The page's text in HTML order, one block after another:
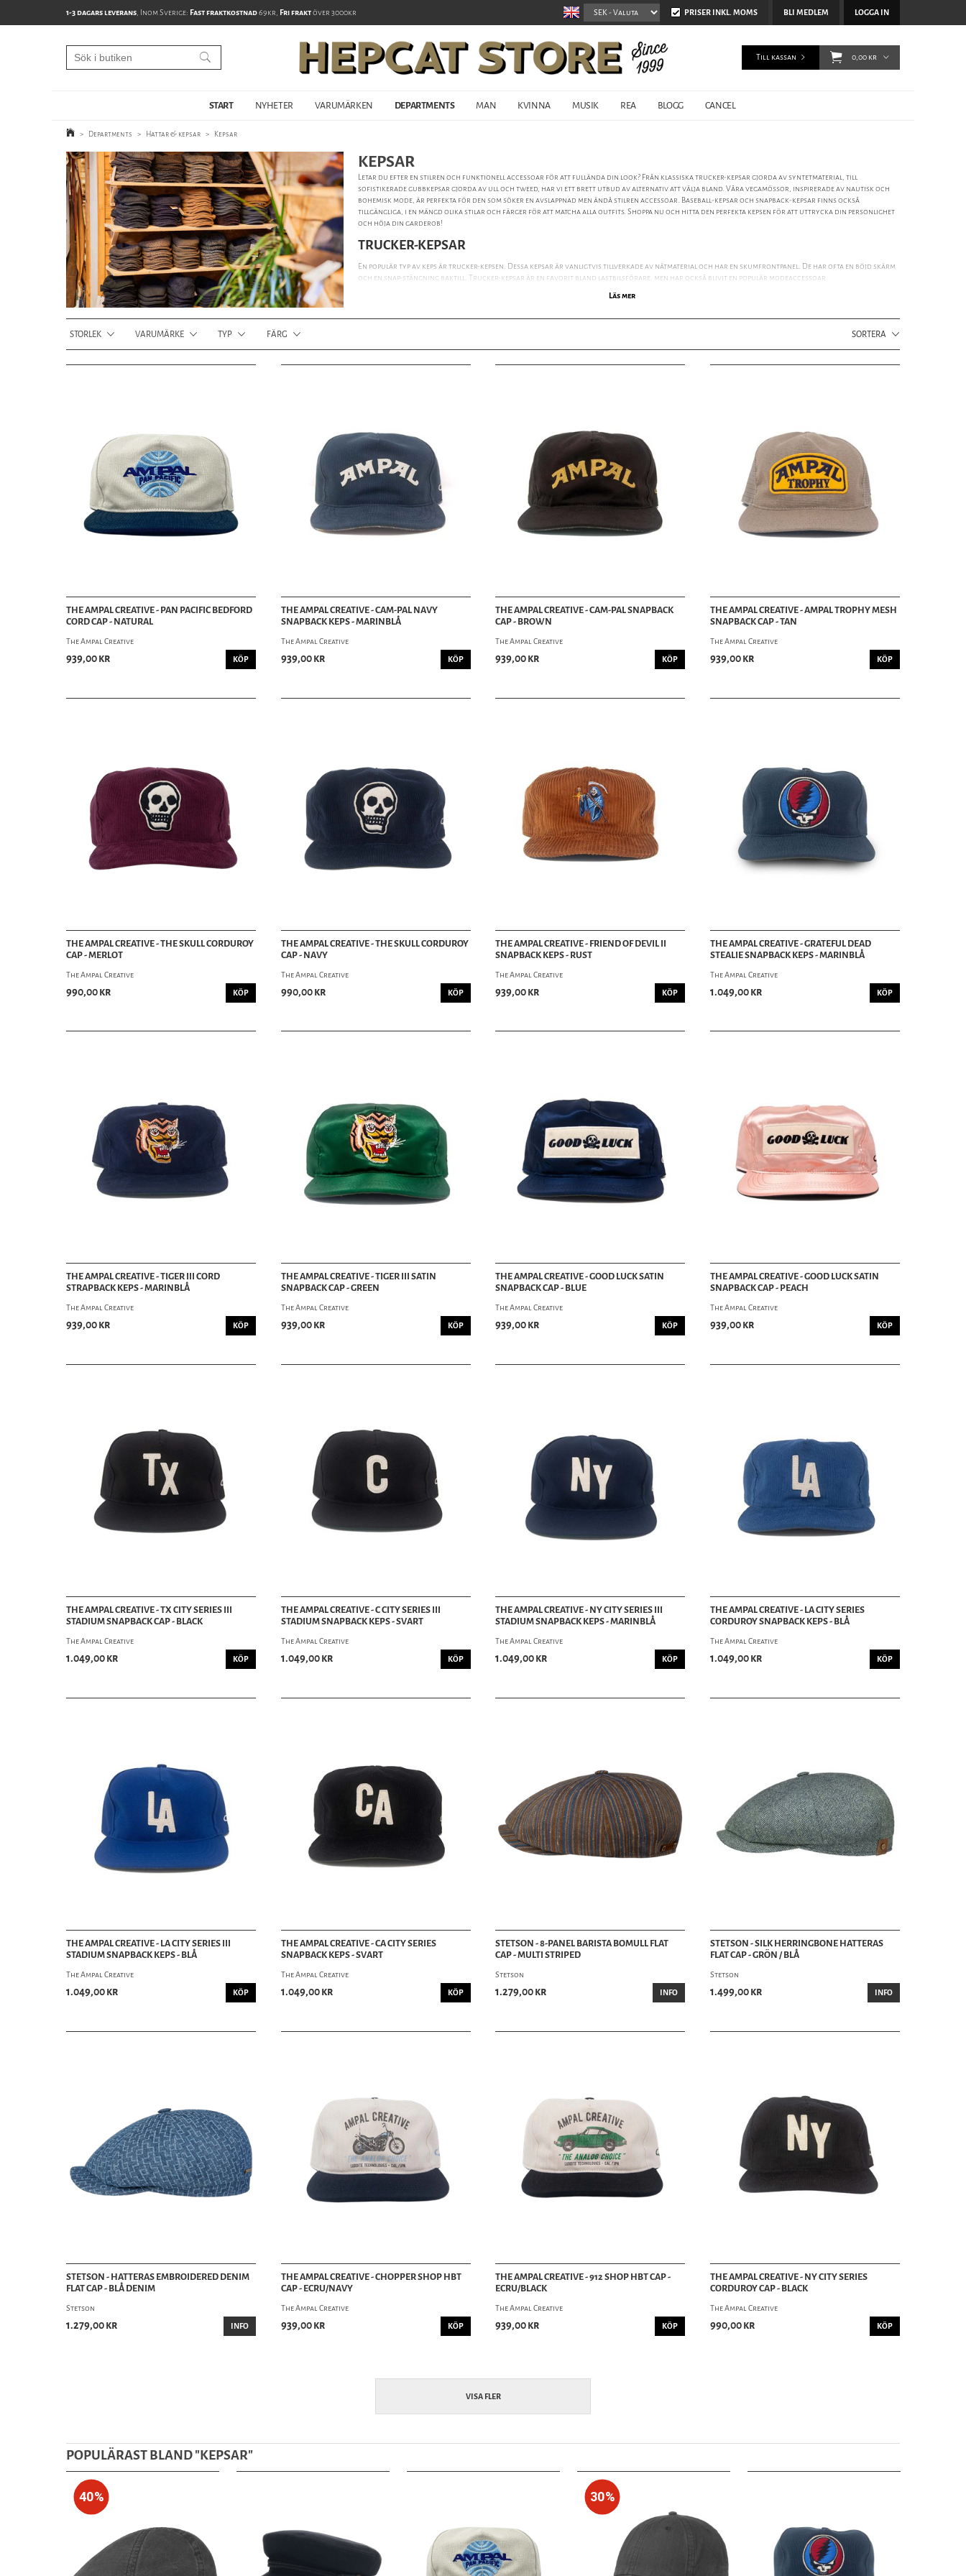
1-3 dagars leverans, Inom Sverige: Fast fraktkostnad69kr, Fri fraktöver 3000kr BLI MEDLEM LOGGA IN
PRISER INKL. MOMS
START NYHETER VARUMÄRKEN DEPARTMENTS MAN KVINNA MUSIK REA BLOGG CANCEL
Till kassan 0,00 kr
> Departments > Hattar & kepsar > Kepsar
KEPSAR
Letar du efter en stilren och funktionell accessoar för att fullända din look? Från klassiska trucker-kepsar gjorda av syntetmaterial, till
sofistikerade gubbkepsar gjorda av ull och tweed, har vi ett brett utbud av alternativ att välja bland. Våra vegamössor, inspirerade av nautisk och
bohemisk mode, är perfekta för den som söker en avslappnad men ändå stilren accessoar. Baseball-kepsar och snapback-kepsar finns också
tillgängliga, i en mängd olika stilar och färger för att matcha alla outfits. Shoppa nu och hitta den perfekta kepsen för att uttrycka din personlighet
och höja din garderob!
TRUCKER-KEPSAR
En populär typ av keps är trucker-kepsen. Dessa kepsar är vanligtvis tillverkade av nätmaterial och har en skumfrontpanel. De har ofta en böjd skärm
och en snap-stängning baktill. Trucker-kepsar är en favorit bland lastbilsförare, men har också blivit en populär modeaccessoar.
Gubbkepsar, även kända som flat caps eller driving caps, är en typ av huvudbonad som funnits i århundraden. Dessa kepsar har en platt krona och en
liten styv skärm framtill. De är vanligtvis tillverkade av ull, tweed eller bomull, och är populära bland herrar som en sofistikerad och stilren
BASEBALL-KEPSAR
Baseball-kepsar är kanske den mest igenkännliga typen av keps. Dessa kepsar har en rundad krona och en styv, platt skärm. De är vanligtvis
tillverkade av bomull eller polyester och har ofta en snapback-stängning. Baseball-kepsar är populära bland idrottare och sportfans.
SNAPBACK-KEPSAR
Snapback-kepsar är en annan populär stil av keps. Dessa kepsar har en juster bar snap-stängning bakom, vilket gör det möjligt att anpassa passformen
efter behov. Snapback-kepsar kommer i en mängd olika stilar, från klassiska baseball-kepsar till mer moderna design med djärva grafik och färger.
Kolla in vårt sortiment av kepsar på HepCat Store och hitta den perfekta kepsen för att fullända din look. Vi har ett brett utbud av stilar, material och
färger att välja mellan. Och missa inte våra flat caps, även kända som gubbkeps, och våra fiddler caps, även kallade vegamössor. Dessa klassiska
kepsar är perfekta för att lägga till en sofistikerad touch till din outfit.
Läs mer
SORTERA
STORLEK VARUMÄRKE TYP FÄRG
THE AMPAL CREATIVE - PAN PACIFIC BEDFORD
CORD CAP - NATURAL
The Ampal Creative
939,00 kr KÖP
THE AMPAL CREATIVE - CAM-PAL NAVY
SNAPBACK KEPS - MARINBLÅ
The Ampal Creative
939,00 kr KÖP
THE AMPAL CREATIVE - CAM-PAL SNAPBACK
CAP - BROWN
The Ampal Creative
939,00 kr KÖP
THE AMPAL CREATIVE - AMPAL TROPHY MESH
SNAPBACK CAP - TAN
The Ampal Creative
939,00 kr KÖP
THE AMPAL CREATIVE - THE SKULL CORDUROY
CAP - MERLOT
The Ampal Creative
990,00 kr KÖP
THE AMPAL CREATIVE - THE SKULL CORDUROY
CAP - NAVY
The Ampal Creative
990,00 kr KÖP
THE AMPAL CREATIVE - FRIEND OF DEVIL II
SNAPBACK KEPS - RUST
The Ampal Creative
939,00 kr KÖP
THE AMPAL CREATIVE - GRATEFUL DEAD
STEALIE SNAPBACK KEPS - MARINBLÅ
The Ampal Creative
1.049,00 kr KÖP
THE AMPAL CREATIVE - TIGER III CORD
STRAPBACK KEPS - MARINBLÅ
The Ampal Creative
939,00 kr KÖP
THE AMPAL CREATIVE - TIGER III SATIN
SNAPBACK CAP - GREEN
The Ampal Creative
939,00 kr KÖP
THE AMPAL CREATIVE - GOOD LUCK SATIN
SNAPBACK CAP - BLUE
The Ampal Creative
939,00 kr KÖP
THE AMPAL CREATIVE - GOOD LUCK SATIN
SNAPBACK CAP - PEACH
The Ampal Creative
939,00 kr KÖP
THE AMPAL CREATIVE - TX CITY SERIES III
STADIUM SNAPBACK CAP - BLACK
The Ampal Creative
1.049,00 kr KÖP
THE AMPAL CREATIVE - C CITY SERIES III
STADIUM SNAPBACK KEPS - SVART
The Ampal Creative
1.049,00 kr KÖP
THE AMPAL CREATIVE - NY CITY SERIES III
STADIUM SNAPBACK KEPS - MARINBLÅ
The Ampal Creative
1.049,00 kr KÖP
THE AMPAL CREATIVE - LA CITY SERIES
CORDUROY SNAPBACK KEPS - BLÅ
The Ampal Creative
1.049,00 kr KÖP
THE AMPAL CREATIVE - LA CITY SERIES III
STADIUM SNAPBACK KEPS - BLÅ
The Ampal Creative
1.049,00 kr KÖP
THE AMPAL CREATIVE - CA CITY SERIES
SNAPBACK KEPS - SVART
The Ampal Creative
1.049,00 kr KÖP
STETSON - 8-PANEL BARISTA BOMULL FLAT
CAP - MULTI STRIPED
Stetson
1.279,00 kr INFO
STETSON - SILK HERRINGBONE HATTERAS
FLAT CAP - GRÖN / BLÅ
Stetson
1.499,00 kr INFO
STETSON - HATTERAS EMBROIDERED DENIM
FLAT CAP - BLÅ DENIM
Stetson
1.279,00 kr INFO
THE AMPAL CREATIVE - CHOPPER SHOP HBT
CAP - ECRU/NAVY
The Ampal Creative
939,00 kr KÖP
THE AMPAL CREATIVE - 912 SHOP HBT CAP -
ECRU/BLACK
The Ampal Creative
939,00 kr KÖP
THE AMPAL CREATIVE - NY CITY SERIES
CORDUROY CAP - BLACK
The Ampal Creative
990,00 kr KÖP
VISA FLER
POPULÄRAST BLAND "KEPSAR"
40% 30%